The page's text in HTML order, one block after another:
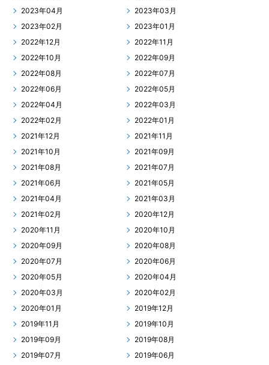
2023年04月
2023年03月
2023年02月
2023年01月
2022年12月
2022年11月
2022年10月
2022年09月
2022年08月
2022年07月
2022年06月
2022年05月
2022年04月
2022年03月
2022年02月
2022年01月
2021年12月
2021年11月
2021年10月
2021年09月
2021年08月
2021年07月
2021年06月
2021年05月
2021年04月
2021年03月
2021年02月
2020年12月
2020年11月
2020年10月
2020年09月
2020年08月
2020年07月
2020年06月
2020年05月
2020年04月
2020年03月
2020年02月
2020年01月
2019年12月
2019年11月
2019年10月
2019年09月
2019年08月
2019年07月
2019年06月